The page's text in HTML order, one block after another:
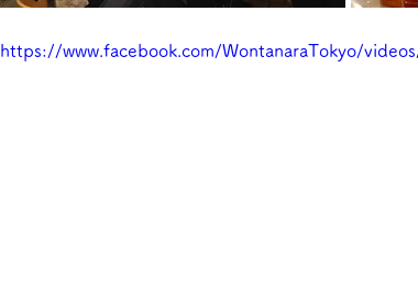
https://www.facebook.com/WontanaraTokyo/